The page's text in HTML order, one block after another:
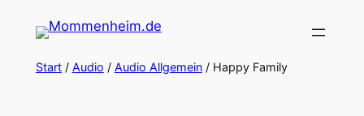
Inhalt
springen
Start/ Audio / Audio Allgemein/ Happy Family